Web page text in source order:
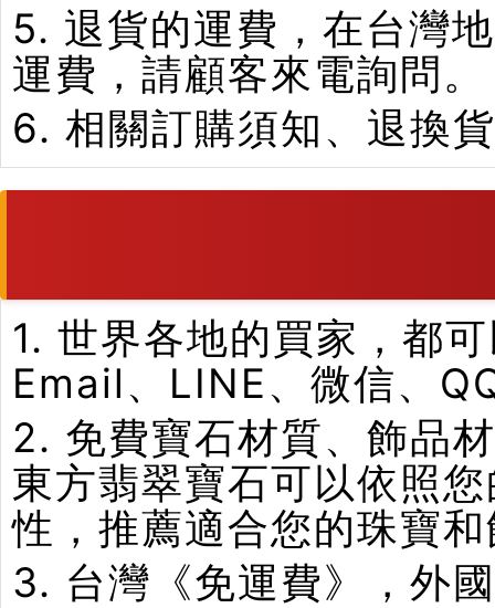
5. 退貨的運費，在台灣
運費，請顧客來電詢問。
6. 相關訂購須知、退換
1. 世界各地的買家，都
Email、LINE、微信、
2. 免費寶石材質、飾品
東方翡翠寶石可以依照
性，推薦適合您的珠寶
3. 台灣《免運費》，外